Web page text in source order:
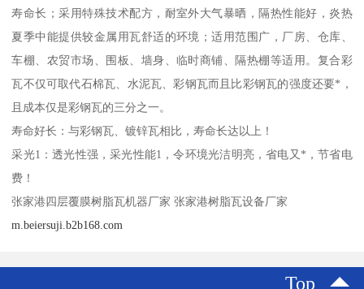
寿命长；采用特殊技术配方，耐室外大气暴晒，隔热性能好，炎热
夏季中能提供较金属用瓦舒适的环境；适用范围广，厂房、仓库、
车棚、农贸市场、围板、墙身、临时商铺、隔热棚等适用。复合彩
瓦不仅可取代石棉瓦、水泥瓦、彩钢瓦而且比彩钢瓦的强度还要*，
且成本仅是彩钢瓦的三分之一。
寿命好长：与彩钢瓦、镀锌瓦相比，寿命长达以上！
采光1：透光性强，采光性能1，令环境光洁明亮，省电又*，节省电
费！
张家港四层覆膜树脂瓦机器厂家 张家港树脂瓦设备厂家
m.beiersuji.b2b168.com
Top